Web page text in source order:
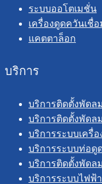
ระบบออโตเมชั่น
เครื่องดูดควันเชื่อ
แคตตาล็อก
บริการ
บริการติดตั้งพัดล
บริการติดตั้งพัดล
บริการระบบเครื่
บริการระบบท่อดู
บริการติดตั้งพัดล
บริการระบบไฟฟ้